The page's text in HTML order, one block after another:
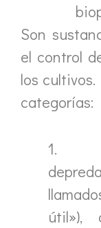
Son
el control
los
categorías:
1.
útil»),